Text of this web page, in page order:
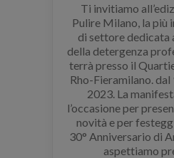
Ti invitiamo
Pulire Milano, la più
di settore dedicata
della detergenza
terrà presso il
Rho-Fieramilano.
2023. La
l’occasione per
novità e per
30° Anniversario di
aspettiamo